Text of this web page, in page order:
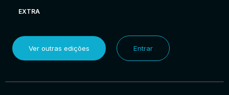
EXTRA
Ver outras edições Entrar